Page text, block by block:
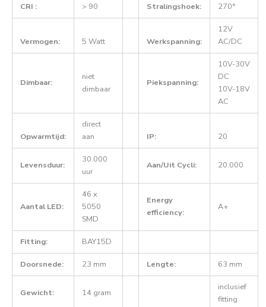
CRI : > 90 Stralingshoek: 270°
Vermogen: 5 Watt Werkspanning:
12V
AC/DC
Dimbaar:
niet
dimbaar
Piekspanning:
10V-30V
DC
10V-18V
AC
Opwarmtijd:
direct
aan
IP: 20
Levensduur:
30.000
uur
Aan/Uit Cycli: 20.000
Aantal LED:
46 x
5050
SMD
Energy
efficiency:
A+
Fitting: BAY15D
Doorsnede: 23 mm Lengte: 63 mm
Gewicht: 14 gram
inclusief
fitting